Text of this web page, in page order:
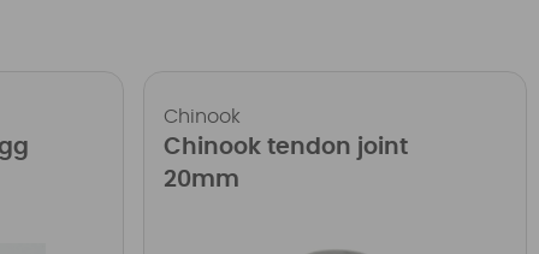
Chinook
Chinook tendon joint
20mm